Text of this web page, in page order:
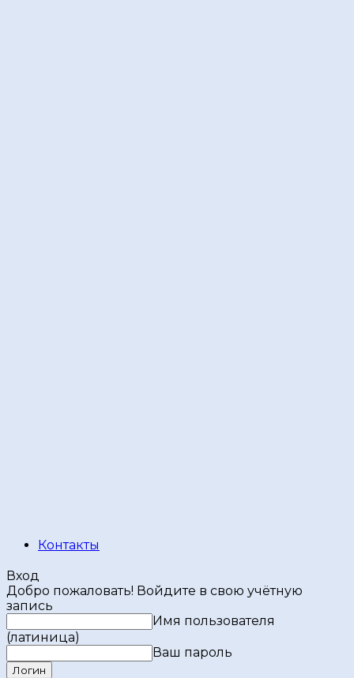
Контакты
Вход
Добро пожаловать! Войдите в свою учётную
запись
Имя пользователя
(латиница)
Ваш пароль